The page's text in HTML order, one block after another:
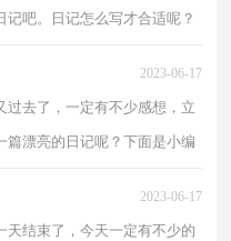
吧。日记怎么写才合适呢？
2023-06-17
过去了，一定有不少感想，立
篇漂亮的日记呢？下面是小编
2023-06-17
天结束了，今天一定有不少的